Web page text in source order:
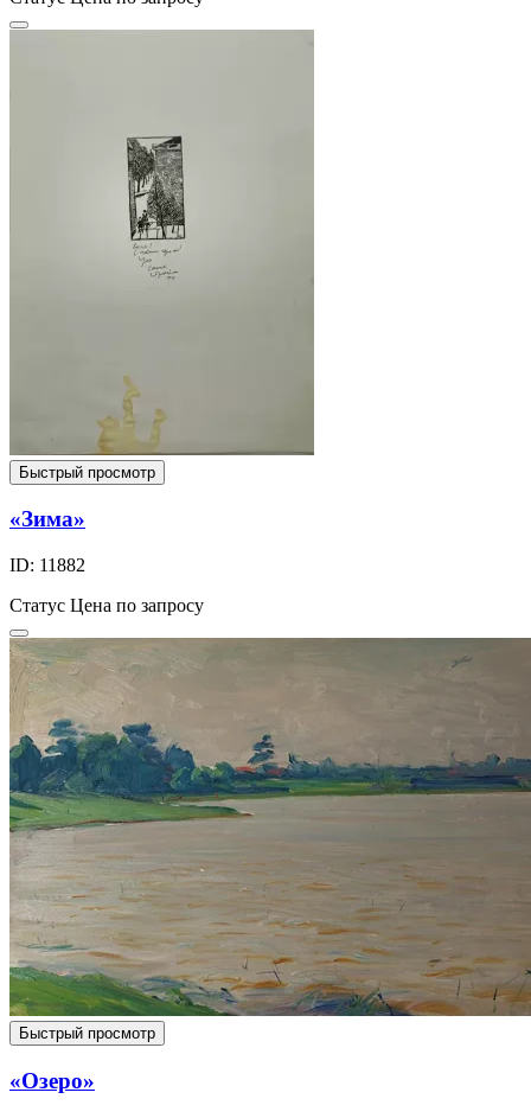
Быстрый просмотр
«Зима»
ID: 11882
Статус Цена по запросу
Быстрый просмотр
«Озеро»